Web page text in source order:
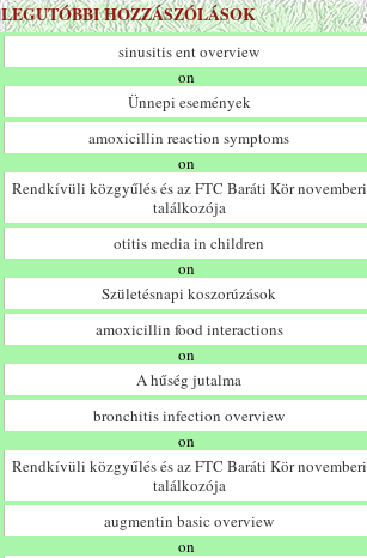
LEGUTÓBBI HOZZÁSZÓLÁSOK
sinusitis ent overview
on
Ünnepi események
amoxicillin reaction symptoms
on
Rendkívüli közgyűlés és az FTC Baráti Kör novemberi
találkozója
otitis media in children
on
Születésnapi koszorúzások
amoxicillin food interactions
on
A hűség jutalma
bronchitis infection overview
on
Rendkívüli közgyűlés és az FTC Baráti Kör novemberi
találkozója
augmentin basic overview
on